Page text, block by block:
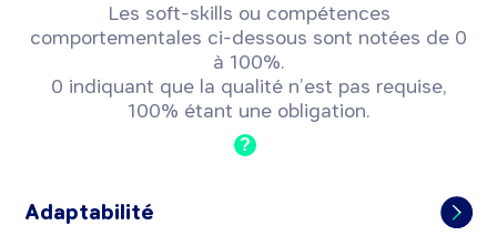
Les soft-skills ou compétences
comportementales ci-dessous sont notées de 0
à 100%.
0 indiquant que la qualité n’est pas requise,
100% étant une obligation.
?
Adaptabilité